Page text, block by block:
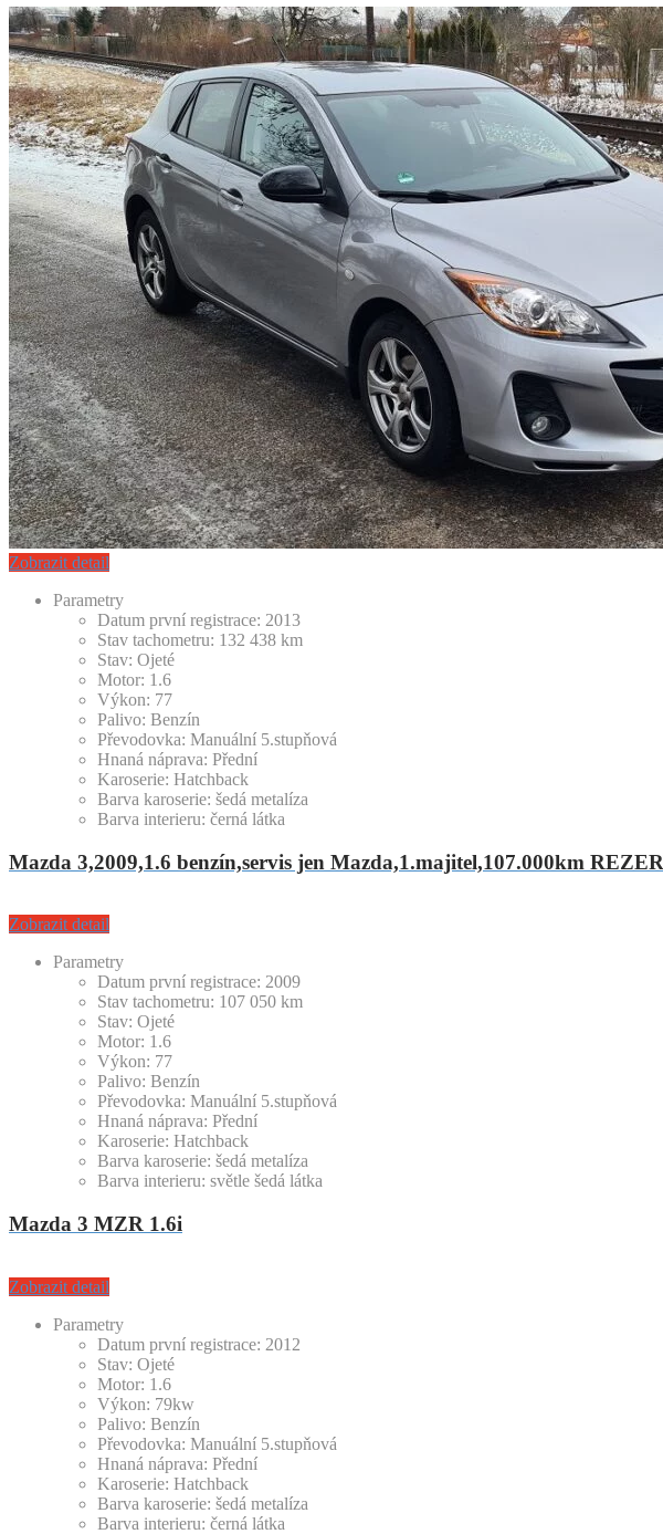
Zobrazit detail
Parametry
Datum první registrace: 2013
Stav tachometru: 132 438 km
Stav: Ojeté
Motor: 1.6
Výkon: 77
Palivo: Benzín
Převodovka: Manuální 5.stupňová
Hnaná náprava: Přední
Karoserie: Hatchback
Barva karoserie: šedá metalíza
Barva interieru: černá látka
Mazda 3,2009,1.6 benzín,servis jen Mazda,1.majitel,107.000km
Zobrazit detail
Parametry
Datum první registrace: 2009
Stav tachometru: 107 050 km
Stav: Ojeté
Motor: 1.6
Výkon: 77
Palivo: Benzín
Převodovka: Manuální 5.stupňová
Hnaná náprava: Přední
Karoserie: Hatchback
Barva karoserie: šedá metalíza
Barva interieru: světle šedá látka
Mazda 3 MZR 1.6i
Zobrazit detail
Parametry
Datum první registrace: 2012
Stav: Ojeté
Motor: 1.6
Výkon: 79kw
Palivo: Benzín
Převodovka: Manuální 5.stupňová
Hnaná náprava: Přední
Karoserie: Hatchback
Barva karoserie: šedá metalíza
Barva interieru: černá látka